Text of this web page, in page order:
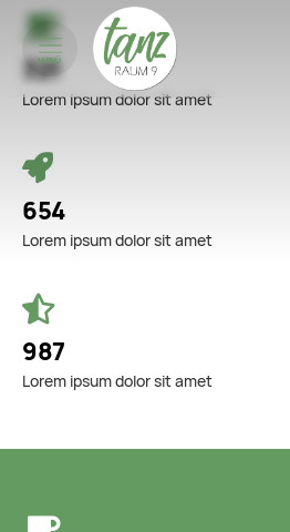
MENÜ
321
Lorem ipsum dolor sit amet
654
Lorem ipsum dolor sit amet
987
Lorem ipsum dolor sit amet